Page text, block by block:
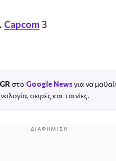
Capcom 3
στο Google Newsγια να
σειρές και ταινίες.
ΔΙΑΦΉΜΙΣΗ